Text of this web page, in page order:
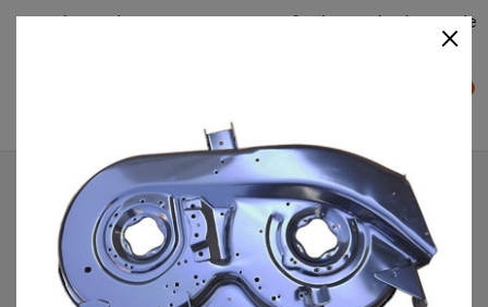
Plateaudecoupe.com : Trouver facilement le plateau de
Accueil
Plateau de coupe
Plateau de coupe 96 cm 68304264CS pour MTD JF - 135 H
- 13AH793F478 (2007)
×